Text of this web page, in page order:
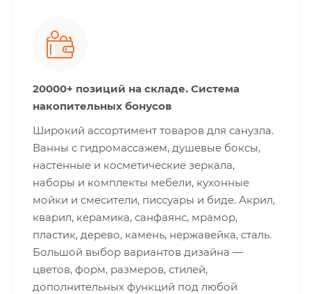
20000+ позиций на складе. Система
накопительных бонусов
Широкий ассортимент товаров для санузла.
Ванны с гидромассажем, душевые боксы,
настенные и косметические зеркала,
наборы и комплекты мебели, кухонные
мойки и смесители, писсуары и биде. Акрил,
кварил, керамика, санфаянс, мрамор,
пластик, дерево, камень, нержавейка, сталь.
Большой выбор вариантов дизайна —
цветов, форм, размеров, стилей,
дополнительных функций под любой